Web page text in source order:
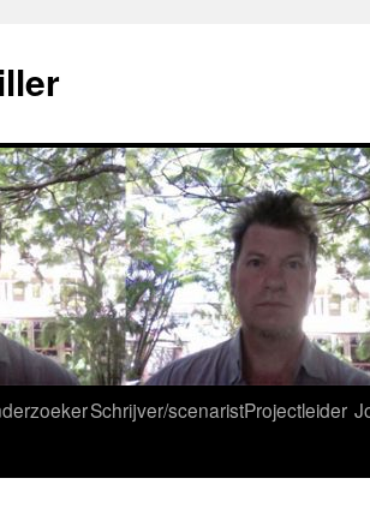
Schrijver/scenaristProjectleider